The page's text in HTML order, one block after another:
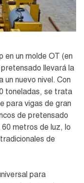
en un molde OT (en
llevará la
un nuevo nivel. Con
toneladas, se trata
para vigas de gran
de pretensado
metros de luz, lo
de
para